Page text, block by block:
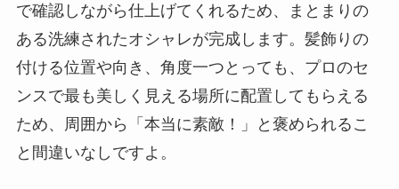
で確認しながら仕上げてくれるため、まとまりの
ある洗練されたオシャレが完成します。髪飾りの
付ける位置や向き、角度一つとっても、プロのセ
ンスで最も美しく見える場所に配置してもらえる
ため、周囲から「本当に素敵！」と褒められるこ
と間違いなしですよ。